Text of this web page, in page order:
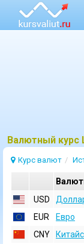
Bалютный
Курс валют
USD
EUR
Евро
CNY